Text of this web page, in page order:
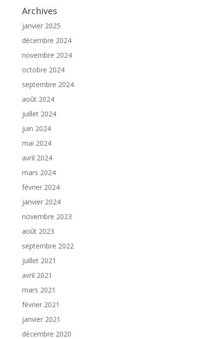
Archives
janvier 2025
décembre 2024
novembre 2024
octobre 2024
septembre 2024
août 2024
juillet 2024
juin 2024
mai 2024
avril 2024
mars 2024
février 2024
janvier 2024
novembre 2023
août 2023
septembre 2022
juillet 2021
avril 2021
mars 2021
février 2021
janvier 2021
décembre 2020